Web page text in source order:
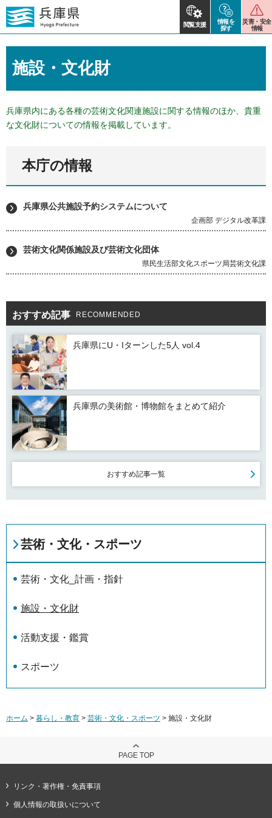
閲覧支援
情報を
探す
災害・安全
情報
施設・文化財
兵庫県内にある各種の芸術文化関連施設に関する情報のほか、貴重
な文化財についての情報を掲載しています。
本庁の情報
兵庫県公共施設予約システムについて
企画部 デジタル改革課
芸術文化関係施設及び芸術文化団体
県民生活部文化スポーツ局芸術文化課
おすすめ記事 RECOMMENDED
兵庫県にU・Iターンした5人 vol.4
兵庫県の美術館・博物館をまとめて紹介
おすすめ記事一覧
芸術・文化・スポーツ
芸術・文化_計画・指針
施設・文化財
活動支援・鑑賞
スポーツ
ホーム > 暮らし・教育 > 芸術・文化・スポーツ > 施設・文化財
PAGE TOP
リンク・著作権・免責事項
個人情報の取扱いについて